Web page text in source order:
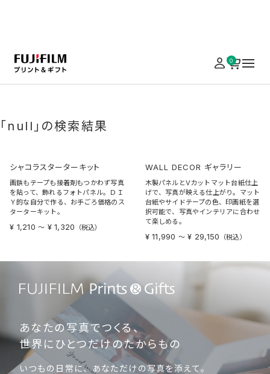
0
「null」の検索結果
シャコラスターターキット
画鋲もテープも接着剤もつかわず写真
を貼って、飾れるフォトパネル。ＤＩ
Ｙ的な自分で作る、お手ごろ価格のス
ターターキット。
¥ 1,210 〜 ¥ 1,320 （税込）
WALL DECOR ギャラリー
木製パネルとVカットマット台紙仕上
げで、写真が映える仕上がり。マット
台紙やサイドテープの色、印画紙を選
択可能で、写真やインテリアに合わせ
て楽しめる。
¥ 11,990 〜 ¥ 29,150 （税込）
あなたの写真でつくる、
世界にひとつだけのたからもの
いつもの日常に、あなただけの写真を添えて。